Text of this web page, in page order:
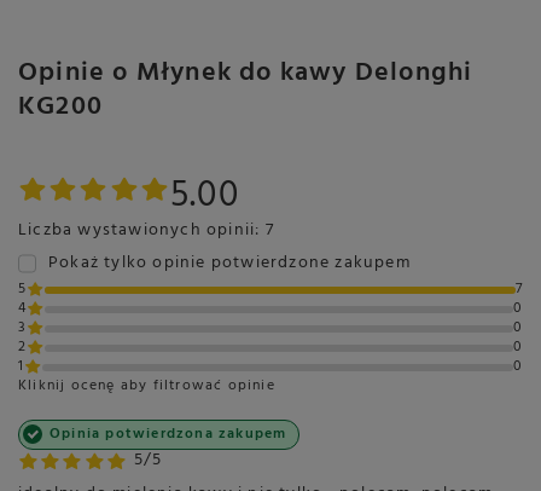
Opinie o Młynek do kawy Delonghi
KG200
5.00
Liczba wystawionych opinii: 7
Pokaż tylko opinie potwierdzone zakupem
5
7
4
0
3
0
2
0
1
0
Kliknij ocenę aby filtrować opinie
5/5
Opinia potwierdzona zakupem